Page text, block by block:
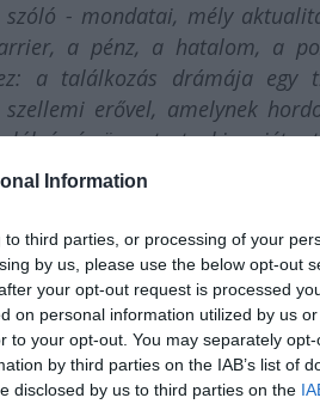
Information
third parties, or processing of your
by us, please use the below opt-out
your opt-out request is processed
on personal information utilized by us
to your opt-out. You may separately
by third parties on the IAB’s list of
disclosed by us to third parties on the
- mondatai, mély
a pénz, a hatalom, a
a találkozás drámája egy
erővel, amelynek
óv és összetart, aki erejét a
1994-ben szerződött a
A társulatnál töltött hét év
a magyar
vagyJuronics Tamás.
csatlakozott
ban létrehozta aPR-